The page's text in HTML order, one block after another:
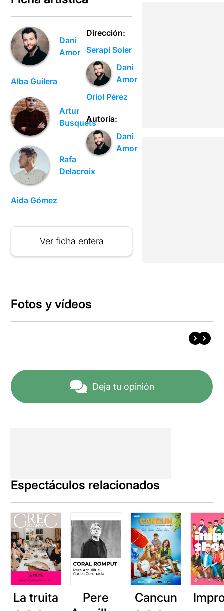
Dani
Amor
Alba Guilera
Artur
Busquets
Rafa
Delacroix
Aida Gómez
Dirección:
Serapi Soler
Dani
Amor
Oriol Pérez
Autoría:
Dani
Amor
Ver ficha entera
Fotos y vídeos
Deja tu opinión
Espectáculos relacionados
La truita
Pere
Cancun